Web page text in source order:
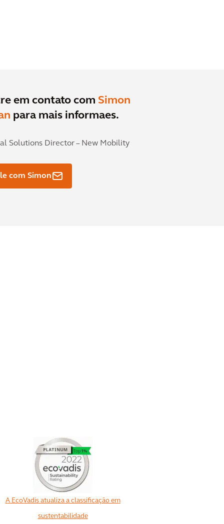
em contato com Simon
para mais informaes.
Solutions Director – New Mobility
com Simon
A EcoVadis atualiza a classificação em
sustentabilidade